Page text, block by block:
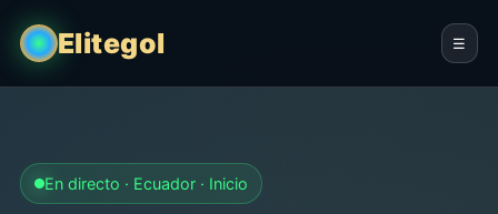
Elitegol ☰
En directo · Ecuador · Inicio